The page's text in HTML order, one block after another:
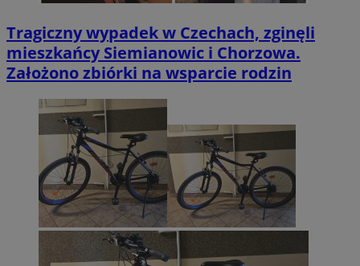
Tragiczny wypadek w Czechach, zginęli
mieszkańcy Siemianowic i Chorzowa.
Założono zbiórki na wsparcie rodzin